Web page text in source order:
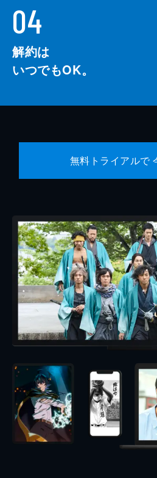
04
解約は
いつでもOK。
無料トライアルで